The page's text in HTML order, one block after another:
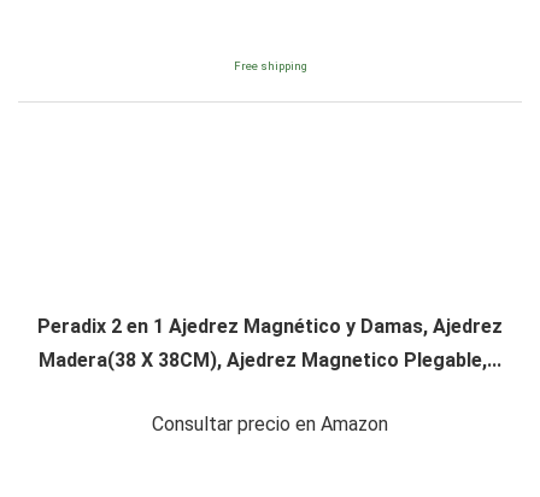
Free shipping
Peradix 2 en 1 Ajedrez Magnético y Damas, Ajedrez
Madera(38 X 38CM), Ajedrez Magnetico Plegable,...
Consultar precio en Amazon